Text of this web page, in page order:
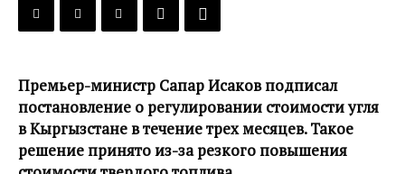
Премьер-министр Сапар Исаков подписал
постановление о регулировании стоимости угля
в Кыргызстане в течение трех месяцев. Такое
решение принято из-за резкого повышения